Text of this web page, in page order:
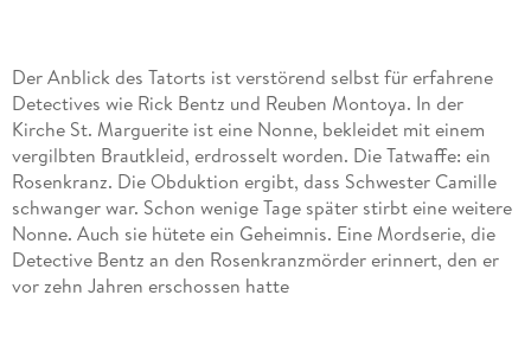
Der Anblick des Tatorts ist verstörend selbst für erfahrene
Detectives wie Rick Bentz und Reuben Montoya. In der
Kirche St. Marguerite ist eine Nonne, bekleidet mit einem
vergilbten Brautkleid, erdrosselt worden. Die Tatwaffe: ein
Rosenkranz. Die Obduktion ergibt, dass Schwester Camille
schwanger war. Schon wenige Tage später stirbt eine weitere
Nonne. Auch sie hütete ein Geheimnis. Eine Mordserie, die
Detective Bentz an den Rosenkranzmörder erinnert, den er
vor zehn Jahren erschossen hatte